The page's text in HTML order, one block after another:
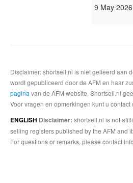
9 May 2026
Disclaimer: shortsell.nl is niet gelieerd aan
wordt gepubliceerd door de AFM en haar
pagina van de AFM website. Shortsell.nl
Voor vragen en opmerkingen kunt u
ENGLISH Disclaimer: shortsell.nl is not
selling registers published by the AFM and
For questions or remarks, please contact